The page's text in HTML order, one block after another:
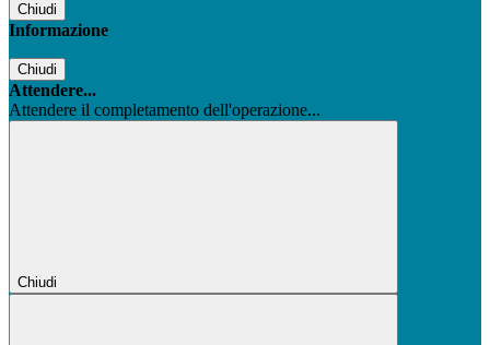
Chiudi
Informazione
Chiudi
Attendere...
Attendere il completamento dell'operazione...
Chiudi